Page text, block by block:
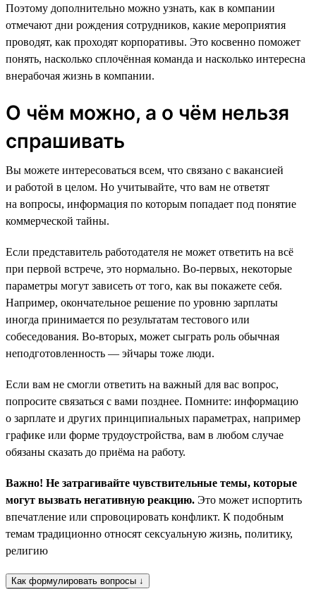
Поэтому дополнительно можно узнать, как в компании
отмечают дни рождения сотрудников, какие мероприятия
проводят, как проходят корпоративы. Это косвенно поможет
понять, насколько сплочённая команда и насколько интересна
внерабочая жизнь в компании.
О чём можно, а о чём нельзя
спрашивать
Вы можете интересоваться всем, что связано с вакансией
и работой в целом. Но учитывайте, что вам не ответят
на вопросы, информация по которым попадает под понятие
коммерческой тайны.
Если представитель работодателя не может ответить на всё
при первой встрече, это нормально. Во-первых, некоторые
параметры могут зависеть от того, как вы покажете себя.
Например, окончательное решение по уровню зарплаты
иногда принимается по результатам тестового или
собеседования. Во-вторых, может сыграть роль обычная
неподготовленность — эйчары тоже люди.
Если вам не смогли ответить на важный для вас вопрос,
попросите связаться с вами позднее. Помните: информацию
о зарплате и других принципиальных параметрах, например
графике или форме трудоустройства, вам в любом случае
обязаны сказать до приёма на работу.
Важно! Не затрагивайте чувствительные темы, которые
могут вызвать негативную реакцию. Это может испортить
впечатление или спровоцировать конфликт. К подобным
темам традиционно относят сексуальную жизнь, политику,
религию
Как формулировать вопросы ↓